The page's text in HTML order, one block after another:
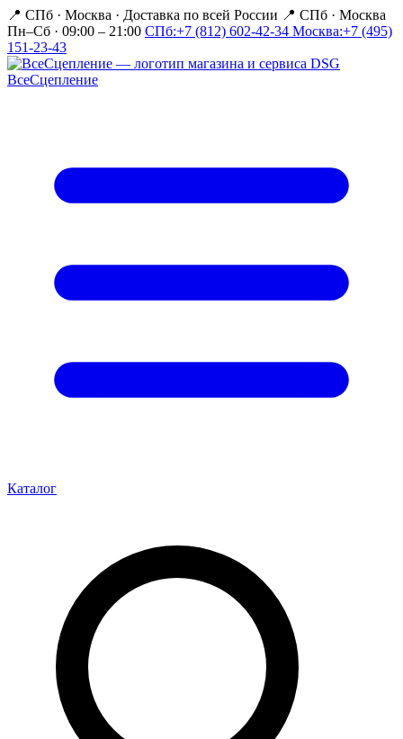
📍 СПб · Москва · Доставка по всей России 📍 СПб · Москва
Пн–Сб · 09:00 – 21:00 СПб:+7 (812) 602-42-34 Москва:+7 (495)
151-23-43
ВсеСцепление
Каталог